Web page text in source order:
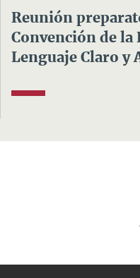
Reunión
Convención de la
Lenguaje Claro y